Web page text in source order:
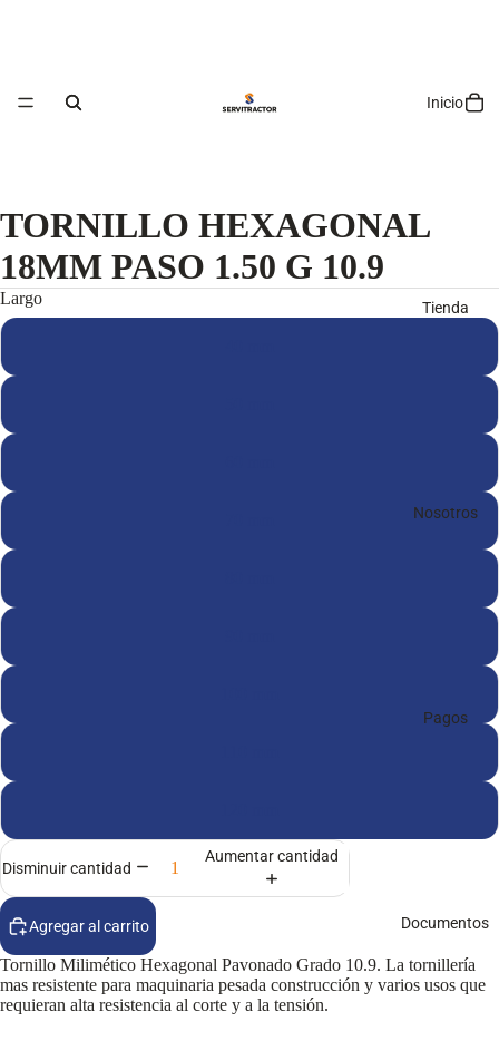
Inicio
Tienda
Nosotros
Pagos
Documentos
TORNILLO HEXAGONAL
18MM PASO 1.50 G 10.9
Largo
Disminuir cantidad
Aumentar cantidad
Agregar al carrito
Tornillo Milimético Hexagonal Pavonado Grado 10.9. La tornillería
mas resistente para maquinaria pesada construcción y varios usos que
requieran alta resistencia al corte y a la tensión.